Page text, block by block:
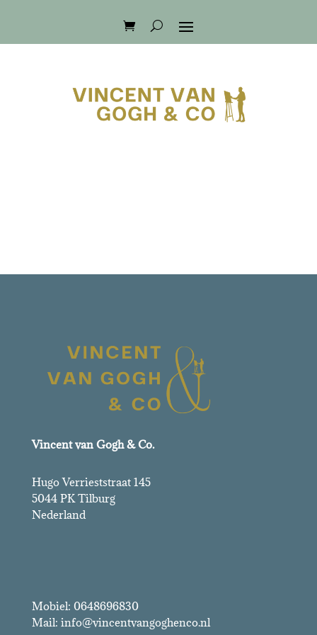
Vincent van Gogh & Co.
Hugo Verrieststraat 145
5044 PK Tilburg
Nederland
Mobiel: 0648696830
Mail: info@vincentvangoghenco.nl